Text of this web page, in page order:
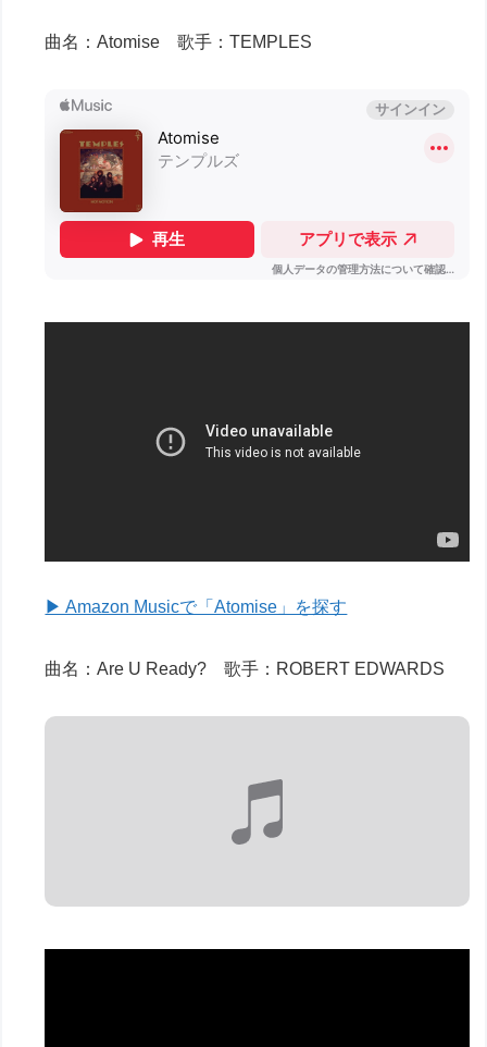
曲名：Atomise 歌手：TEMPLES
▶ Amazon Musicで「Atomise」を探す
曲名：Are U Ready? 歌手：ROBERT EDWARDS